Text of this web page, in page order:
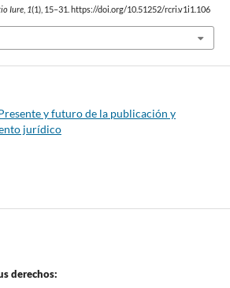
Iure, 1(1), 15–31. https://doi.org/10.51252/rcri.v1i1.106
y futuro de la publicación y
jurídico
derechos: